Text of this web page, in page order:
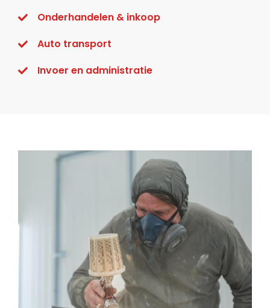
Onderhandelen & inkoop
Auto transport
Invoer en administratie